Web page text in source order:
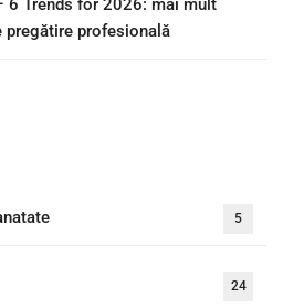
6 Trends for 2026: mai mult
pregătire profesională
5
24